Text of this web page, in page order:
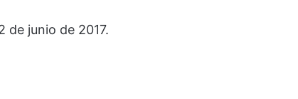
de junio de 2017.